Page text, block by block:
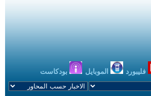
فليبورد الموبايل بودكاست